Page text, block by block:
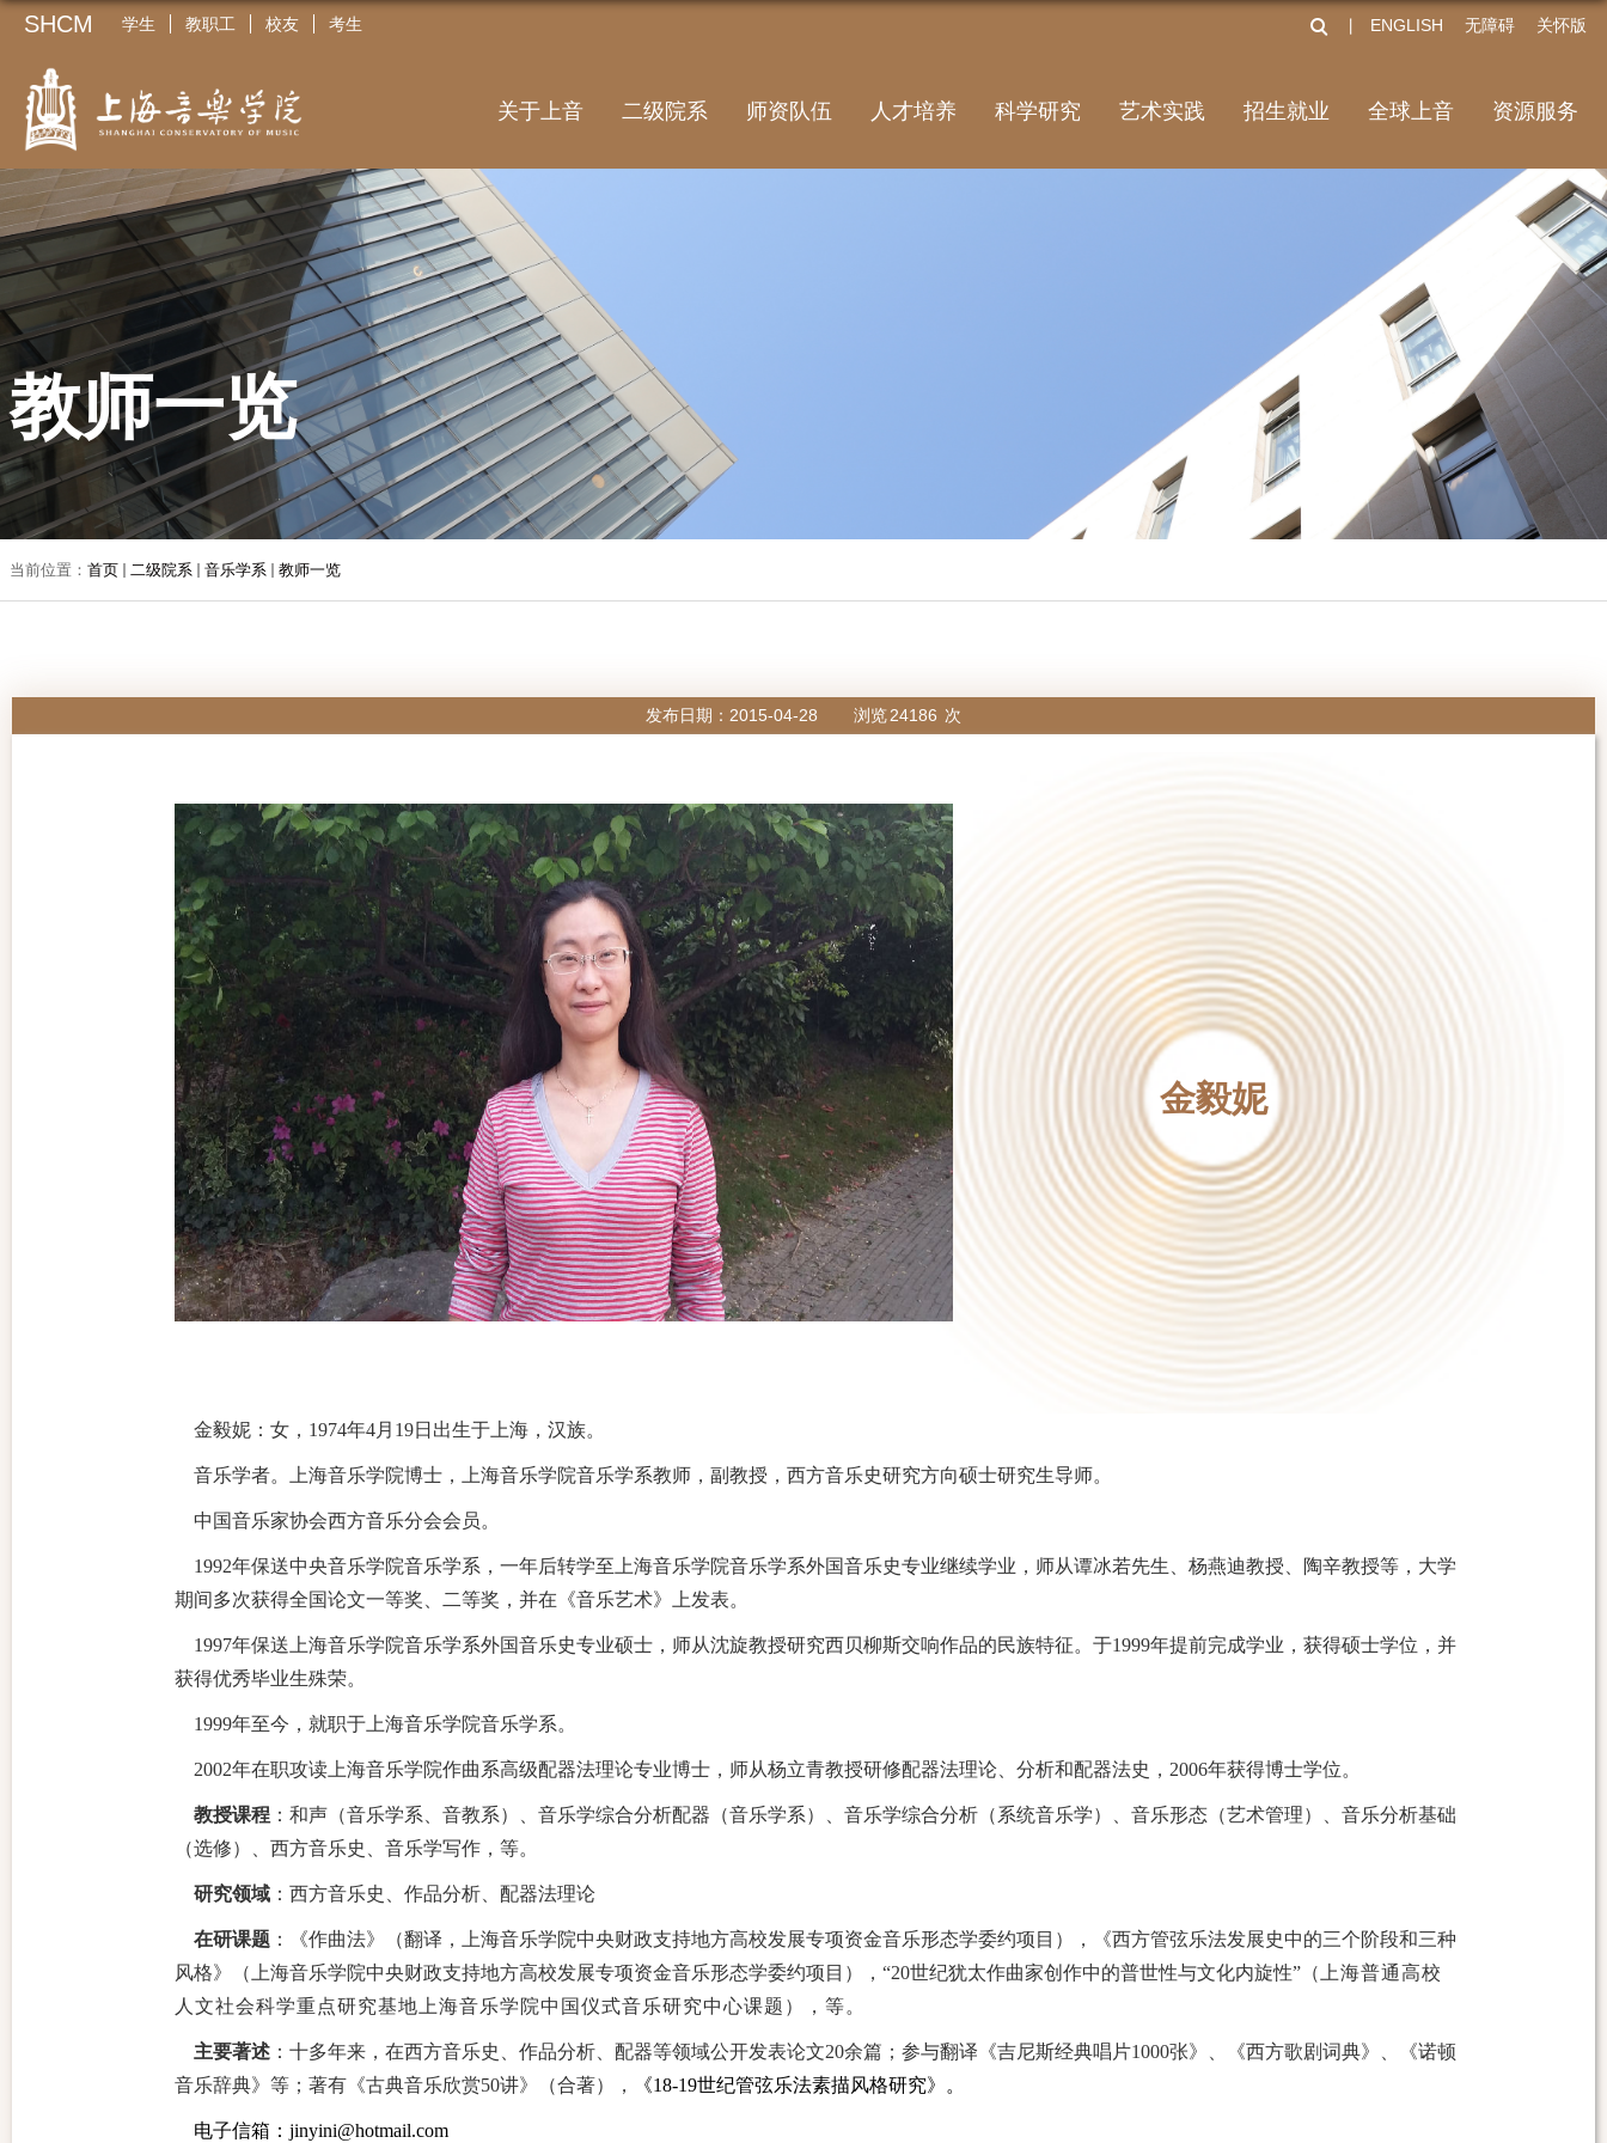
SHCM 学生 教职工 校友 考生 ENGLISH 无障碍 关怀版
关于上音 二级院系 师资队伍 人才培养 科学研究 艺术实践 招生就业 全球上音 资源服务
教师一览
当前位置： 首页 二级院系 音乐学系 教师一览
发布日期：2015-04-28 浏览24186 次
金毅妮
金毅妮：女，1974年4月19日出生于上海，汉族。
音乐学者。上海音乐学院博士，上海音乐学院音乐学系教师，副教授，西方音乐史研究方向硕士研究生导师。
中国音乐家协会西方音乐分会会员。
1992年保送中央音乐学院音乐学系，一年后转学至上海音乐学院音乐学系外国音乐史专业继续学业，师从谭冰若先生、杨燕迪教授、陶辛教授等，大学
期间多次获得全国论文一等奖、二等奖，并在《音乐艺术》上发表。
1997年保送上海音乐学院音乐学系外国音乐史专业硕士，师从沈旋教授研究西贝柳斯交响作品的民族特征。于1999年提前完成学业，获得硕士学位，并
获得优秀毕业生殊荣。
1999年至今，就职于上海音乐学院音乐学系。
2002年在职攻读上海音乐学院作曲系高级配器法理论专业博士，师从杨立青教授研修配器法理论、分析和配器法史，2006年获得博士学位。
教授课程 ：和声（音乐学系、音教系）、音乐学综合分析配器（音乐学系）、音乐学综合分析（系统音乐学）、音乐形态（艺术管理）、音乐分析基础
（选修）、西方音乐史、音乐学写作，等。
研究领域 ：西方音乐史、作品分析、配器法理论
在研课题 ：《作曲法》（翻译，上海音乐学院中央财政支持地方高校发展专项资金音乐形态学委约项目），《西方管弦乐法发展史中的三个阶段和三种
风格》（上海音乐学院中央财政支持地方高校发展专项资金音乐形态学委约项目），“20世纪犹太作曲家创作中的普世性与文化内旋性”（上海普通高校
人文社会科学重点研究基地上海音乐学院中国仪式音乐研究中心课题），等。
主要著述 ：十多年来，在西方音乐史、作品分析、配器等领域公开发表论文20余篇；参与翻译《吉尼斯经典唱片1000张》、《西方歌剧词典》、《诺顿
音乐辞典》等；著有《古典音乐欣赏50讲》（合著），
《18-19世纪管弦乐法素描风格研究》。
电子信箱：jinyini@hotmail.com